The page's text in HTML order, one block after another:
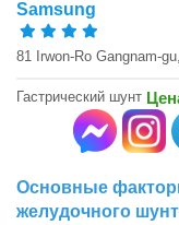
Samsung
81 Irwon-Ro Gangnam-
Гастрический шунт
Основные
желудочного